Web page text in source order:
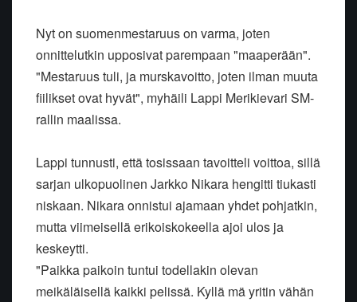
Nyt on suomenmestaruus on varma, joten
onnittelutkin upposivat parempaan "maaperään".
"Mestaruus tuli, ja murskavoitto, joten ilman muuta
fiilikset ovat hyvät", myhäili Lappi Merikievari SM-
rallin maalissa.
Lappi tunnusti, että tosissaan tavoitteli voittoa, sillä
sarjan ulkopuolinen Jarkko Nikara hengitti tiukasti
niskaan. Nikara onnistui ajamaan yhdet pohjatkin,
mutta viimeisellä erikoiskokeella ajoi ulos ja
keskeytti.
"Paikka paikoin tuntui todellakin olevan
meikäläisellä kaikki pelissä. Kyllä mä yritin vähän